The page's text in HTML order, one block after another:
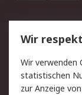
Service
Value Added
Hilfe
Wir
Wir verwenden
statistischen
zur Anzeige